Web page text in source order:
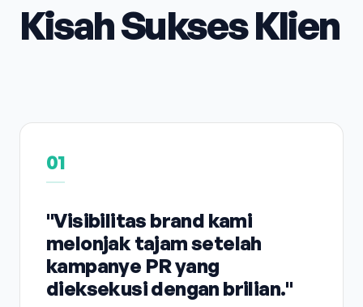
Kisah Sukses Klien
01
"Visibilitas brand kami
melonjak tajam setelah
kampanye PR yang
dieksekusi dengan brilian."